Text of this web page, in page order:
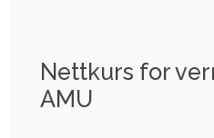
Nettkurs for
AMU